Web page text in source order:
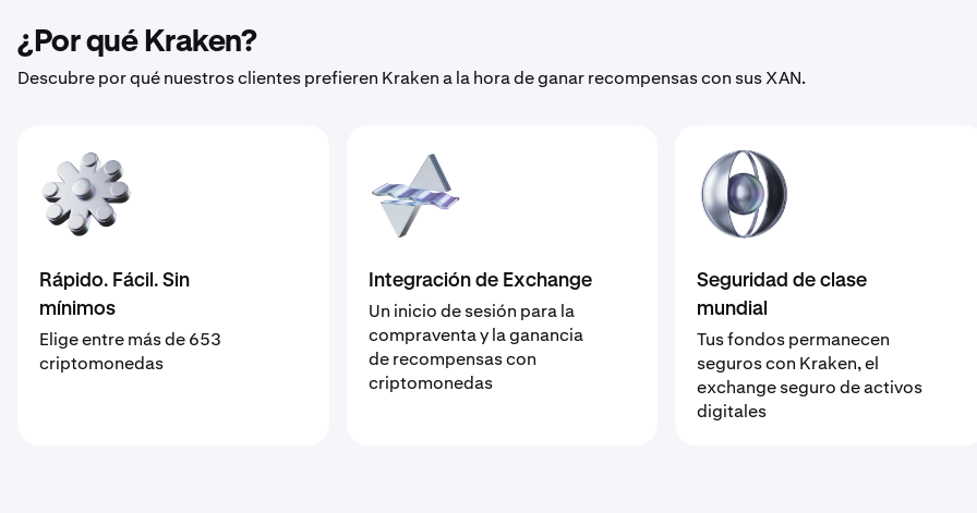
¿Por qué Kraken?
Descubre por qué nuestros clientes prefieren Kraken a la hora de ganar recompensas con sus XAN.
Rápido. Fácil. Sin
mínimos
Elige entre más de 653
criptomonedas
Integración de Exchange
Un inicio de sesión para la
compraventa y la ganancia
de recompensas con
criptomonedas
Seguridad de clase
mundial
Tus fondos permanecen
seguros con Kraken, el
exchange seguro de activos
digitales